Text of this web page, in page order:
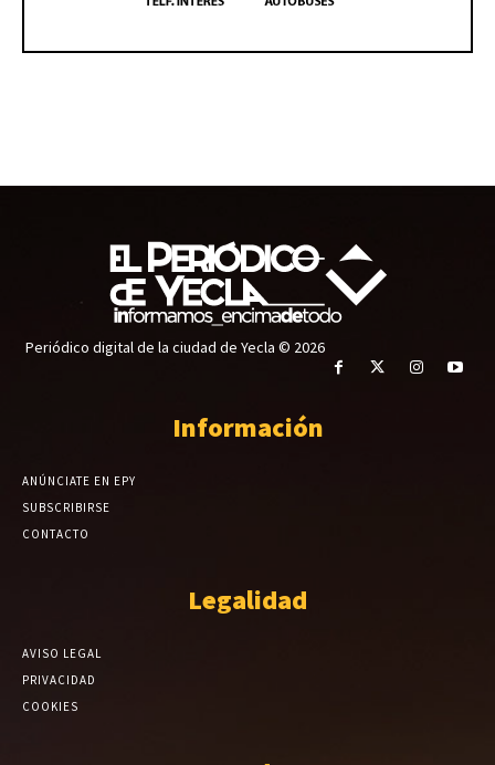
Periódico digital de la ciudad de Yecla © 2026
Información
ANÚNCIATE EN EPY
SUBSCRIBIRSE
CONTACTO
Legalidad
AVISO LEGAL
PRIVACIDAD
COOKIES